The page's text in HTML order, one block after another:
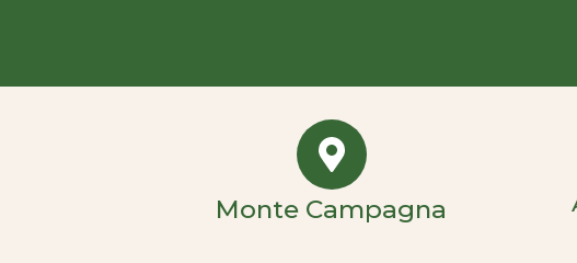
Monte Campagna